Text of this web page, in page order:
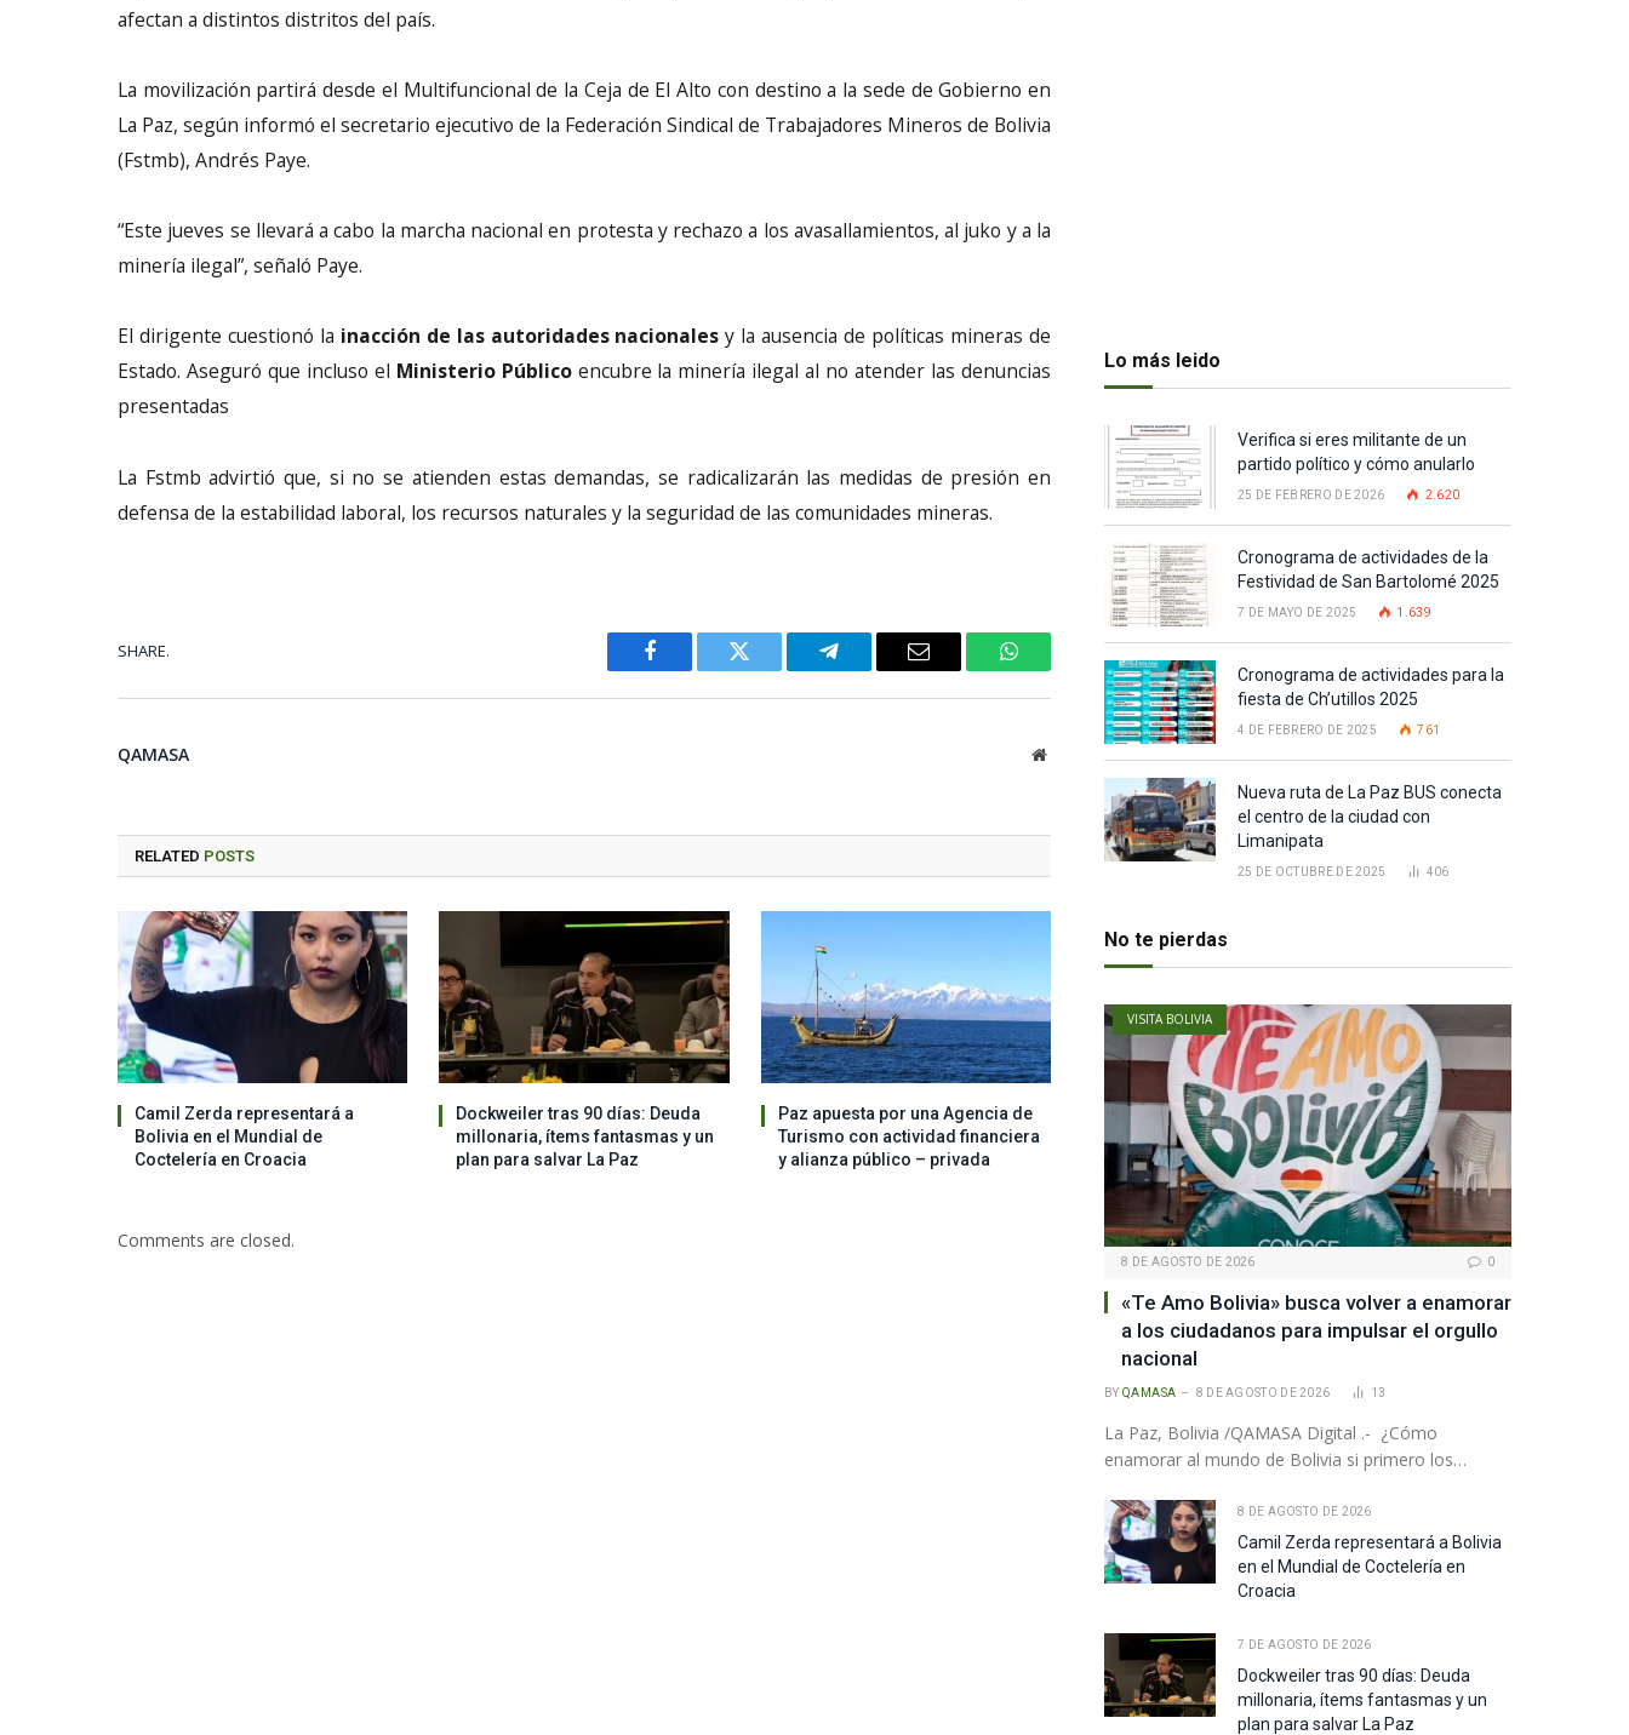
afectan a distintos distritos del país.
La movilización partirá desde el Multifuncional de la Ceja de El Alto con destino a la sede de Gobierno en
La Paz, según informó el secretario ejecutivo de la Federación Sindical de Trabajadores Mineros de Bolivia
(Fstmb), Andrés Paye.
“Este jueves se llevará a cabo la marcha nacional en protesta y rechazo a los avasallamientos, al juko y a la
minería ilegal”, señaló Paye.
El dirigente cuestionó la inacción de las autoridades nacionales y la ausencia de políticas mineras de
Estado. Aseguró que incluso el Ministerio Públicoencubre la minería ilegal al no atender las denuncias
presentadas
La Fstmb advirtió que, si no se atienden estas demandas, se radicalizarán las medidas de presión en
defensa de la estabilidad laboral, los recursos naturales y la seguridad de las comunidades mineras.
SHARE.
Facebook Twitter Telegram Email WhatsApp
QAMASA Website
RELATED POSTS
Camil Zerda representará a
Bolivia en el Mundial de
Coctelería en Croacia
Dockweiler tras 90 días: Deuda
millonaria, ítems fantasmas y un
plan para salvar La Paz
Paz apuesta por una Agencia de
Turismo con actividad financiera
y alianza público – privada
Comments are closed.
Lo más leido
Verifica si eres militante de un
partido político y cómo anularlo
25 DE FEBRERO DE 2026 2.620
Cronograma de actividades de la
Festividad de San Bartolomé 2025
7 DE MAYO DE 2025 1.639
Cronograma de actividades para la
fiesta de Ch’utillos 2025
4 DE FEBRERO DE 2025 761
Nueva ruta de La Paz BUS conecta
el centro de la ciudad con
Limanipata
25 DE OCTUBRE DE 2025 406
No te pierdas
VISITA BOLIVIA
8 DE AGOSTO DE 2026 0
«Te Amo Bolivia» busca volver a enamorar
a los ciudadanos para impulsar el orgullo
nacional
BY QAMASA 8 DE AGOSTO DE 2026 13
La Paz, Bolivia /QAMASA Digital .- ¿Cómo
enamorar al mundo de Bolivia si primero los…
8 DE AGOSTO DE 2026
Camil Zerda representará a Bolivia
en el Mundial de Coctelería en
Croacia
7 DE AGOSTO DE 2026
Dockweiler tras 90 días: Deuda
millonaria, ítems fantasmas y un
plan para salvar La Paz